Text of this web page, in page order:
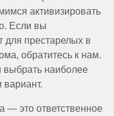
регулярный
(например,
или
а также
перевязок и
постояльцев
Особое
активизировать
Если вы
для престарелых в
обратитесь к нам.
наиболее
— это ответственное